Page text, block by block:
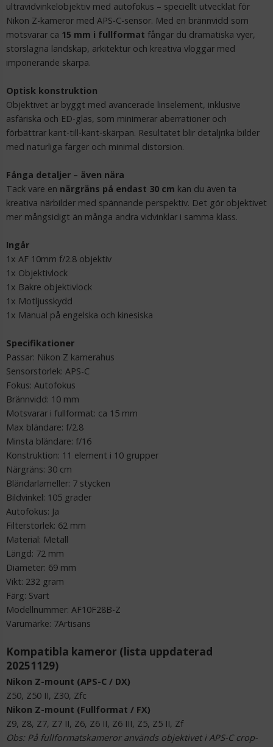
JJC Motljusskydd för Canon RF 24-240mm f/4-6.3 IS
USM ersätter EW-78F
LÄGG I VARUKORG
K&F Concept 10st Rengöringsstickor för fullformats
bildsensor
Ulanzi Mobilhållare vridbar för stativ & blixtsko
★★★★★
ultravidvinkelobjektiv med autofokus – speciellt utvecklat för
Nikon Z-kameror med APS-C-sensor. Med en brännvidd som
motsvarar ca 15 mm i fullformat fångar du dramatiska vyer,
storslagna landskap, arkitektur och kreativa vloggar med
imponerande skärpa.
Optisk konstruktion
Objektivet är byggt med avancerade linselement, inklusive
asfäriska och ED-glas, som minimerar aberrationer och
förbättrar kant-till-kant-skärpan. Resultatet blir detaljrika bilder
med naturliga färger och minimal distorsion.
Fånga detaljer – även nära
Tack vare en närgräns på endast 30 cm kan du även ta
kreativa närbilder med spännande perspektiv. Det gör objektivet
mer mångsidigt än många andra vidvinklar i samma klass.
Ingår
1x AF 10mm f/2.8 objektiv
1x Objektivlock
1x Bakre objektivlock
1x Motljusskydd
1x Manual på engelska och kinesiska
Specifikationer
Passar: Nikon Z kamerahus
Sensorstorlek: APS-C
Fokus: Autofokus
Brännvidd: 10 mm
Motsvarar i fullformat: ca 15 mm
Max bländare: f/2.8
Minsta bländare: f/16
Konstruktion: 11 element i 10 grupper
Närgräns: 30 cm
Bländarlameller: 7 stycken
Bildvinkel: 105 grader
Autofokus: Ja
Filterstorlek: 62 mm
Material: Metall
Längd: 72 mm
Diameter: 69 mm
Vikt: 232 gram
Färg: Svart
Modellnummer: AF10F28B-Z
Varumärke: 7Artisans
Kompatibla kameror (lista uppdaterad
20251129)
Nikon Z-mount (APS-C / DX)
Z50, Z50 II, Z30, Zfc
Nikon Z-mount (Fullformat / FX)
Z9, Z8, Z7, Z7 II, Z6, Z6 II, Z6 III, Z5, Z5 II, Zf
Obs: På fullformatskameror används objektivet i APS-C crop-